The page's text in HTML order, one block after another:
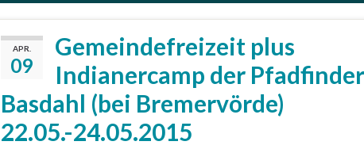
APR.
09
Gemeindefreizeit plus
Indianercamp der
Basdahl (bei Bremervörde)
22.05.-24.05.2015